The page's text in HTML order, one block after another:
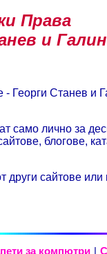
Права
и
Георги Станев и
само лично за
блогове,
други сайтове
за компютри